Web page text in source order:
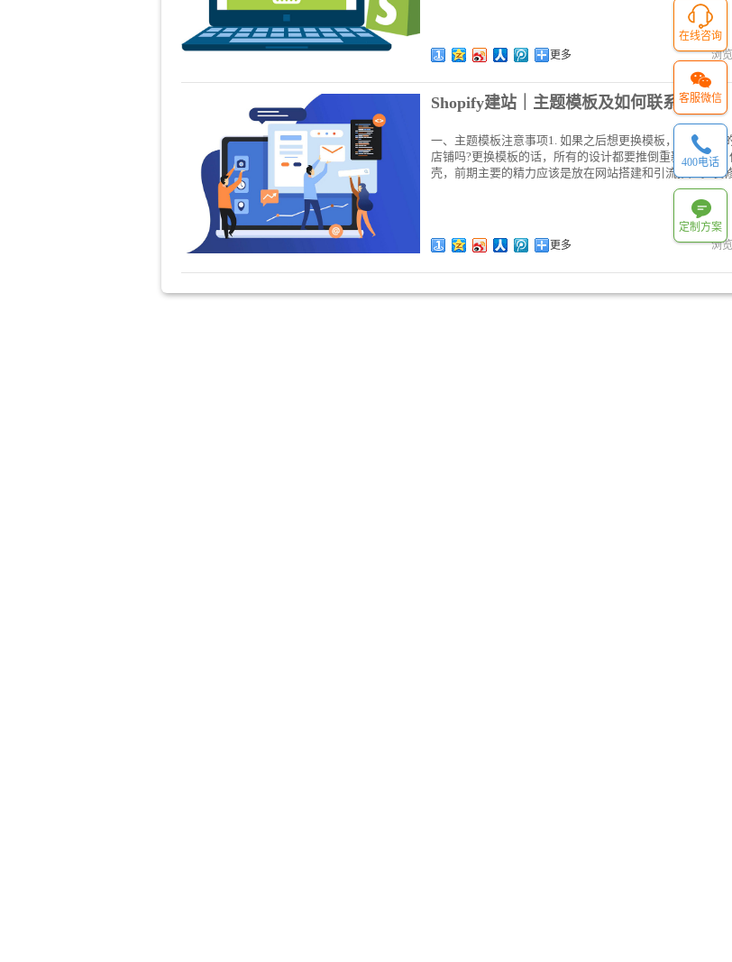
更多 浏
Shopify建站｜主题模板及如何联系客服
一、主题模板注意事项1. 如果之后想更换模板，原本网站
店铺吗?更换模板的话，所有的设计都要推倒重新设计的
壳，前期主要的精力应该是放在网站搭建和引流推广。装
更多 浏
在线咨询
客服微信
400电话
定制方案